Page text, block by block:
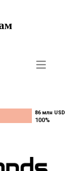
86 млн USD
100%
86 млн USD
100%